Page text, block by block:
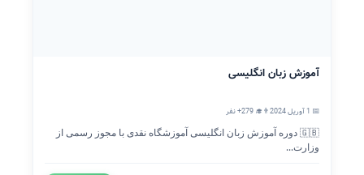
آموزش زبان انگلیسی
📅 1 آوریل 2024
👨‍🎓 279+ نفر
🇬🇧 دوره آموزش زبان انگلیسی آموزشگاه نقدی با مجوز رسمی از
وزارت...